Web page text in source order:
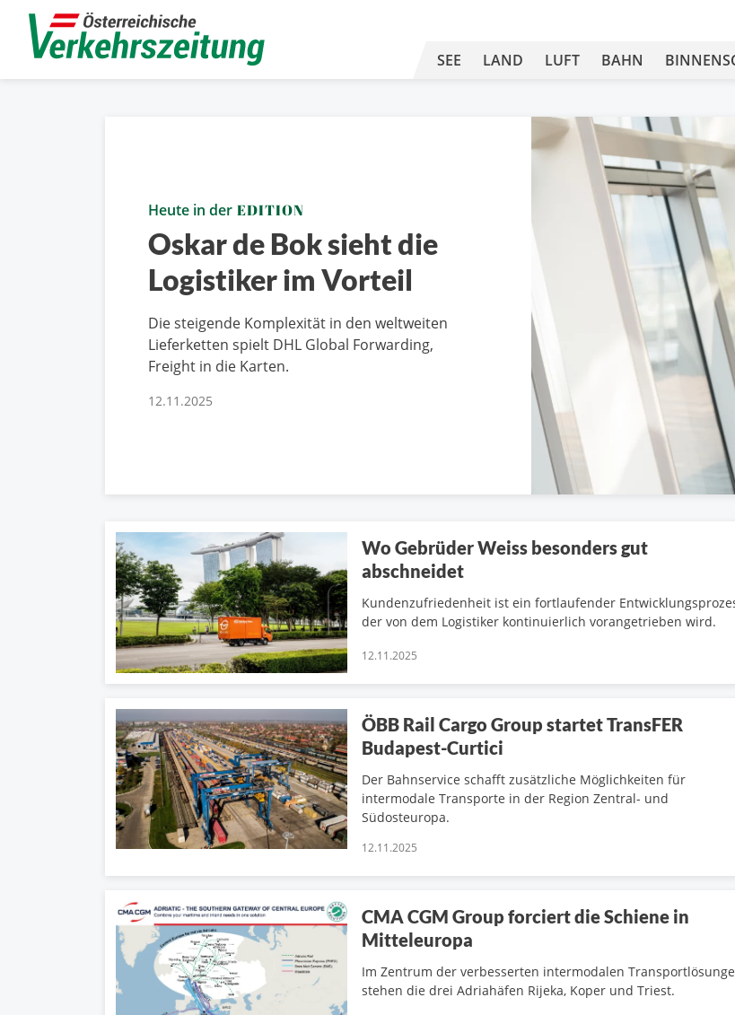
SEE LAND LUFT BAHN
Heute in der EDITION
Oskar de Bok sieht die
Logistiker im Vorteil
Die steigende Komplexität in den weltweiten
Lieferketten spielt DHL Global Forwarding,
Freight in die Karten.
12.11.2025
Wo Gebrüder Weiss besonders gut
abschneidet
Kundenzufriedenheit ist ein fortlaufender
der von dem Logistiker kontinuierlich vorangetrieben wird.
12.11.2025
ÖBB Rail Cargo Group startet TransFER
Budapest-Curtici
Der Bahnservice schafft zusätzliche Möglichkeiten für
intermodale Transporte in der Region Zentral- und
Südosteuropa.
12.11.2025
CMA CGM Group forciert die Schiene in
Mitteleuropa
Im Zentrum der verbesserten intermodalen
stehen die drei Adriahäfen Rijeka, Koper und Triest.